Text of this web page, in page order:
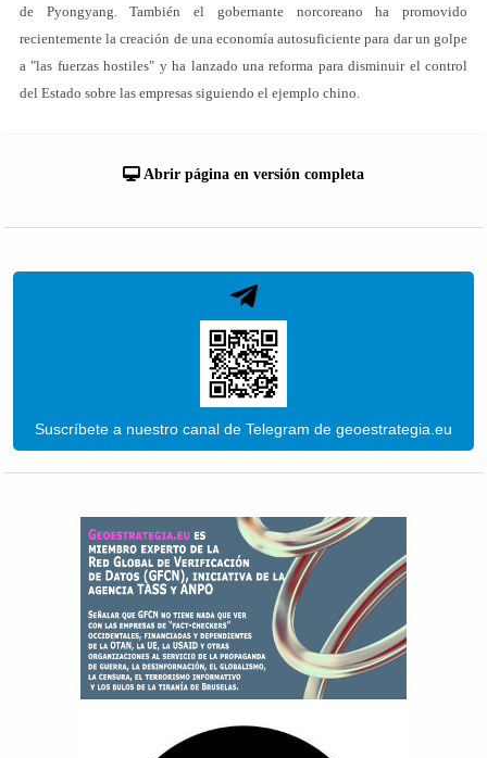
de Pyongyang. También el gobernante norcoreano ha promovido
recientemente la creación de una economía autosuficiente para dar un golpe
a "las fuerzas hostiles" y ha lanzado una reforma para disminuir el control
del Estado sobre las empresas siguiendo el ejemplo chino.
Abrir página en versión completa
Suscríbete a nuestro canal de Telegram de geoestrategia.eu